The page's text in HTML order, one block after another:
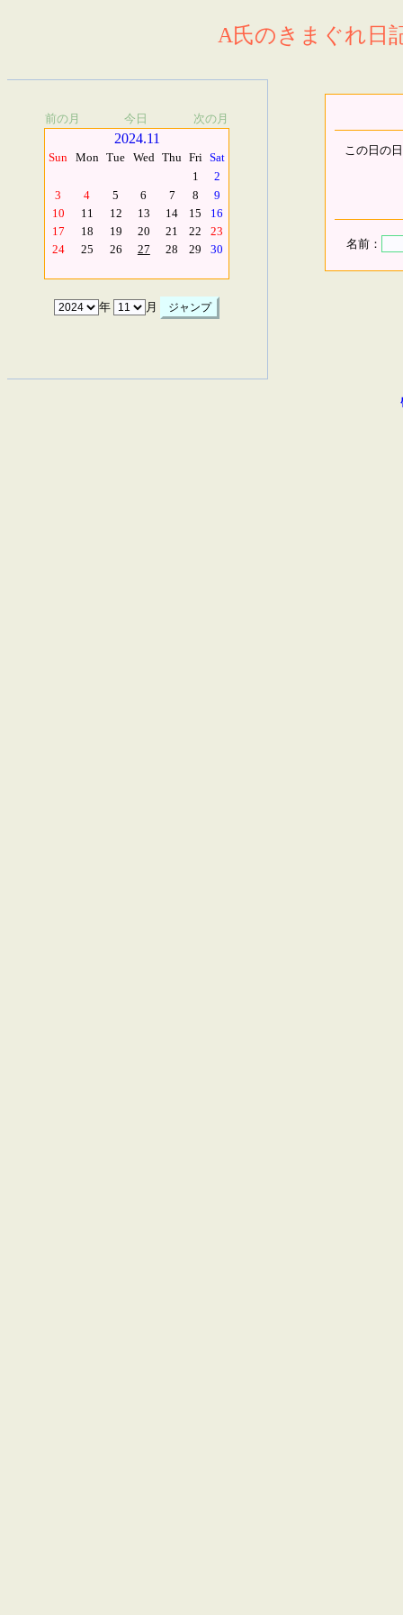
A氏のきまぐれ日
前の月 今日 次の月
2024.11
Sun Mon Tue Wed Thu Fri Sat
1
2
3
4 5 6 7 8
9
10
11 12 13 14 15
16
17
18 19 20 21 22
23
24
25 26 27 28 29 30
年 月
この日の
名前：